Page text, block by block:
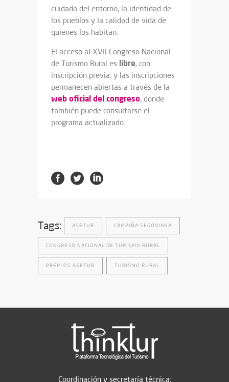
cuidado del entorno, la identidad de
los pueblos y la calidad de vida de
quienes los habitan.
El acceso al XVII Congreso Nacional
de Turismo Rural es libre, con
inscripción previa, y las inscripciones
permanecen abiertas a través de la
web oficial del congreso, donde
también puede consultarse el
programa actualizado.
Tags: ASETUR CAMPIÑA SEGOVIANA
CONGRESO NACIONAL DE TURISMO RURAL
PREMIOS ASETUR TURISMO RURAL
Coordinación y secretaría técnica: